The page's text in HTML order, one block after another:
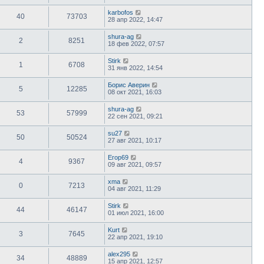
40 73703
karbofos
28 апр 2022, 14:47
2 8251
shura-ag
18 фев 2022, 07:57
1 6708
Stirk
31 янв 2022, 14:54
5 12285
Борис Аверин
08 окт 2021, 16:03
53 57999
shura-ag
22 сен 2021, 09:21
50 50524
su27
27 авг 2021, 10:17
4 9367
Егор69
09 авг 2021, 09:57
0 7213
xma
04 авг 2021, 11:29
44 46147
Stirk
01 июл 2021, 16:00
3 7645
Kurt
22 апр 2021, 19:10
34 48889
alex295
15 апр 2021, 12:57